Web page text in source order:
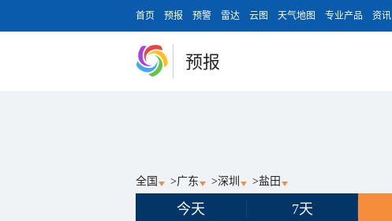
首页 预报 预警 雷达 云图 天气地图 专业产品 资讯
预报
全国 >广东 >深圳 >盐田
今天 7天